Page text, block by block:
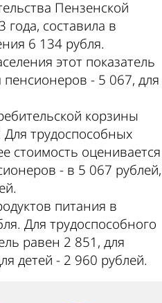
Пензенской
составила в
6 134 рубля.
этот показатель
- 5 067, для
корзины
Для трудоспособных
стоимость оценивается
- в 5 067 рублей,
питания в
Для трудоспособного
равен 2 851, для
детей - 2 960 рублей.